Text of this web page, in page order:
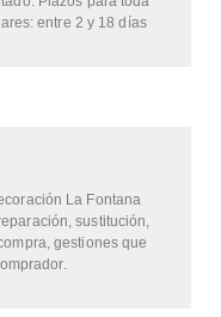
entre 2 y 18 días
La Fontana
sustitución,
gestiones que